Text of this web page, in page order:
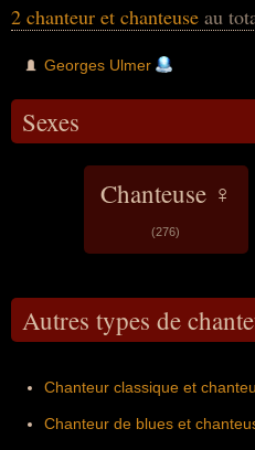
2 chanteur et chanteuse au
Georges Ulmer
Sexes
Chanteuse ♀
(276)
Autres types de
Chanteur classique et
Chanteur de blues et